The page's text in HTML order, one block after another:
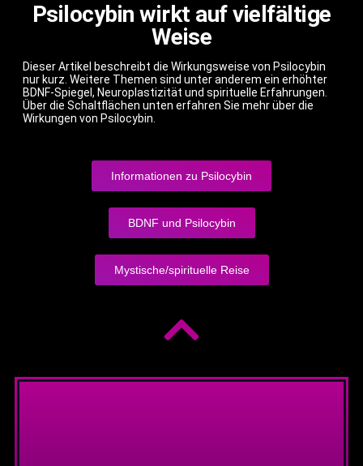
Psilocybin wirkt auf vielfältige
Weise
Dieser Artikel beschreibt die Wirkungsweise von Psilocybin
nur kurz. Weitere Themen sind unter anderem ein erhöhter
BDNF-Spiegel, Neuroplastizität und spirituelle Erfahrungen.
Über die Schaltflächen unten erfahren Sie mehr über die
Wirkungen von Psilocybin.
Informationen zu Psilocybin
BDNF und Psilocybin
Mystische/spirituelle Reise